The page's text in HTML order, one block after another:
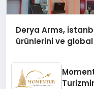
Derya Arms,
ürünlerini ve